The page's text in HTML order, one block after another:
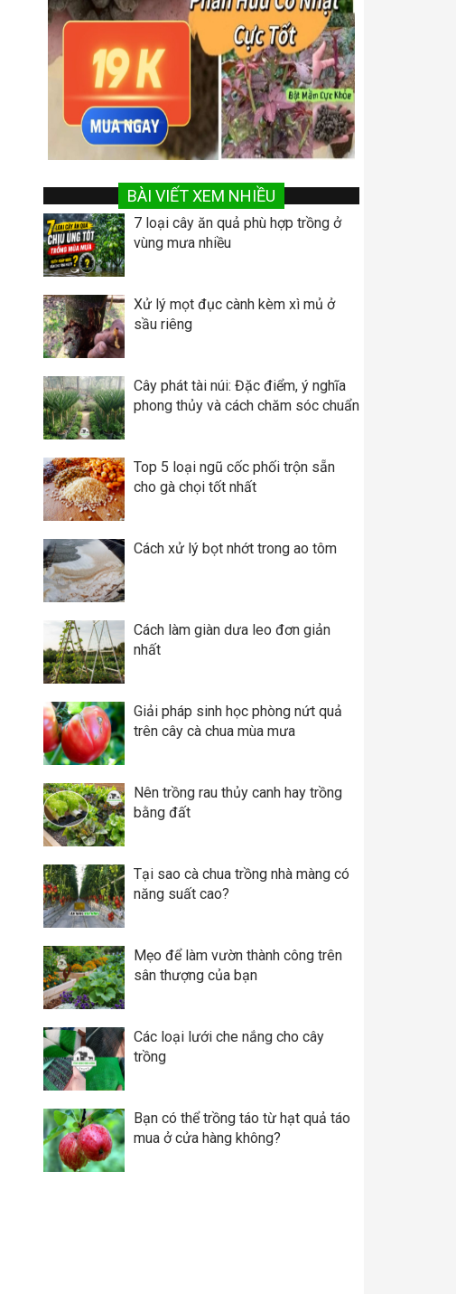
BÀI VIẾT XEM NHIỀU
7 loại cây ăn quả phù hợp trồng ở
vùng mưa nhiều
Xử lý mọt đục cành kèm xì mủ ở
sầu riêng
Cây phát tài núi: Đặc điểm, ý nghĩa
phong thủy và cách chăm sóc chuẩn
Top 5 loại ngũ cốc phối trộn sẵn
cho gà chọi tốt nhất
Cách xử lý bọt nhớt trong ao tôm
Cách làm giàn dưa leo đơn giản
nhất
Giải pháp sinh học phòng nứt quả
trên cây cà chua mùa mưa
Nên trồng rau thủy canh hay trồng
bằng đất
Tại sao cà chua trồng nhà màng có
năng suất cao?
Mẹo để làm vườn thành công trên
sân thượng của bạn
Các loại lưới che nắng cho cây
trồng
Bạn có thể trồng táo từ hạt quả táo
mua ở cửa hàng không?